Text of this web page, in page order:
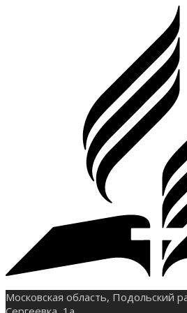
Московская область, Подольский